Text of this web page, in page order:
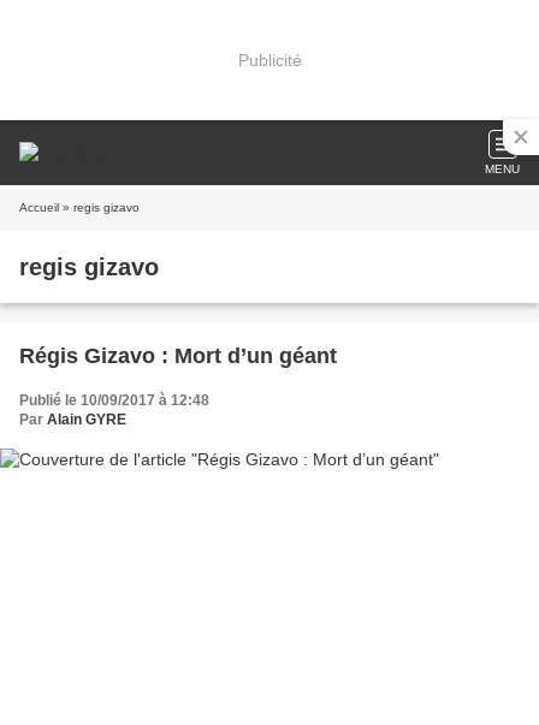
Publicité
MENU
Accueil » regis gizavo
regis gizavo
Régis Gizavo : Mort d’un géant
Publié le 10/09/2017 à 12:48
Par Alain GYRE